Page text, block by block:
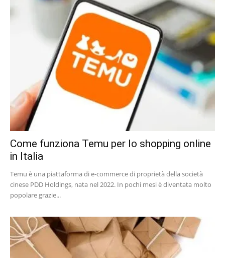
Come funziona Temu per lo shopping online
in Italia
Temu è una piattaforma di e-commerce di proprietà della società
cinese PDD Holdings, nata nel 2022. In pochi mesi è diventata molto
popolare grazie...